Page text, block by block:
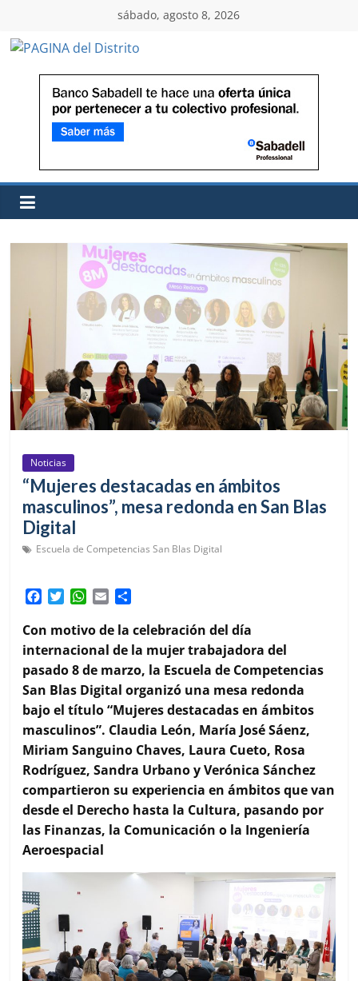
sábado, agosto 8, 2026
Noticias
“Mujeres destacadas en ámbitos
masculinos”, mesa redonda en San Blas
Digital
Escuela de Competencias San Blas Digital
c
e
b
o
o
k
i
t
t
e
r
W
a
t
s
A
p
p
a
m
p
a
r
t
i
r
Con motivo de la celebración del día
internacional de la mujer trabajadora del
pasado 8 de marzo, la Escuela de Competencias
San Blas Digital organizó una mesa redonda
bajo el título “Mujeres destacadas en ámbitos
masculinos”. Claudia León, María José Sáenz,
Miriam Sanguino Chaves, Laura Cueto, Rosa
Rodríguez, Sandra Urbano y Verónica Sánchez
compartieron su experiencia en ámbitos que van
desde el Derecho hasta la Cultura, pasando por
las Finanzas, la Comunicación o la Ingeniería
Aeroespacial